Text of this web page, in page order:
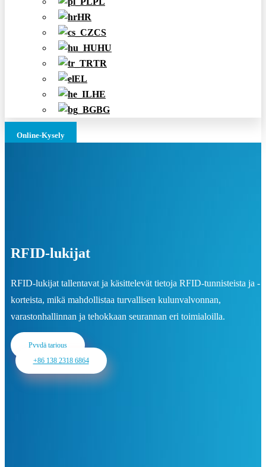
HR
CS
HU
TR
EL
HE
BG
Online-Kysely
RFID-lukijat
RFID-lukijat tallentavat ja käsittelevät tietoja RFID-tunnisteista ja -
korteista, mikä mahdollistaa turvallisen kulunvalvonnan,
varastonhallinnan ja tehokkaan seurannan eri toimialoilla.
Pyydä tarjous
+86 138 2318 6864